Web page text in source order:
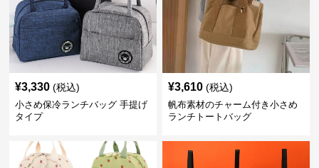
¥3,330 (税込)
小さめ保冷ランチバッグ 手提げ
タイプ
¥3,610 (税込)
帆布素材のチャーム付き小さめ
ランチトートバッグ